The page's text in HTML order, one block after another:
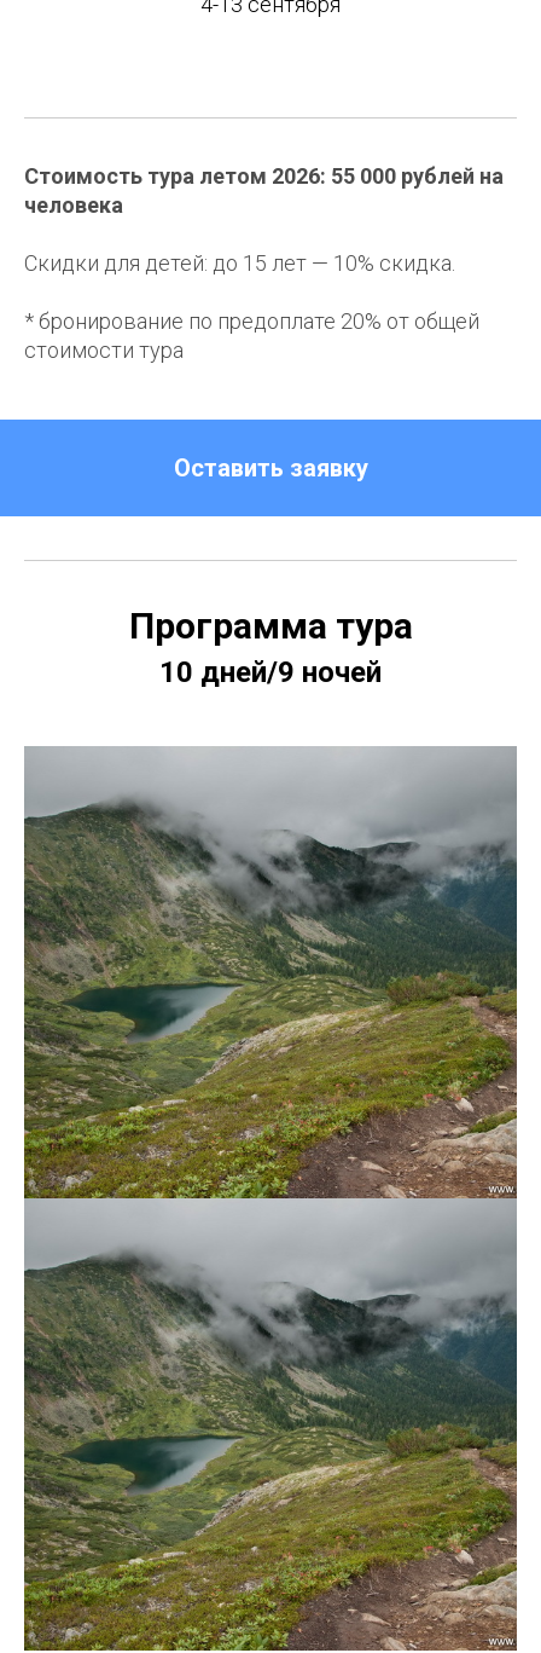
Стоимость тура летом 2026: 55 000 рублей на
человека
Скидки для детей: до 15 лет — 10% скидка.
* бронирование по предоплате 20% от общей
стоимости тура
Оставить заявку
Программа тура
10 дней/9 ночей